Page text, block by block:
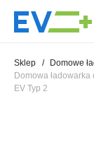
Sklep / Domowe
Domowa
EV Typ 2